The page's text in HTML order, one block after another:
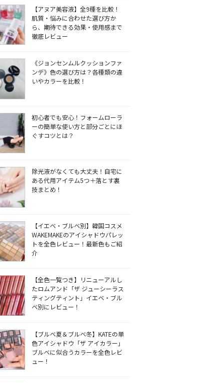
【アヌア美容液】全9種を比較！
肌質・悩みに合わせた選び方か
ら、期待できる効果・使用感まで
徹底レビュー
《ジョンセンムルクッションファ
ンデ》色の選び方は？各種類の違
いやカラーを比較！
初心者でも安心！フォームローラ
ーの簡単な使い方と部分ごとにほ
ぐすコツとは？
除光液がなくても大丈夫！自宅に
ある代用アイテム5つ＋落とす裏
技まとめ！
【イエベ・ブルベ別】韓国コスメ
WAKEMAKEのアイシャドウパレッ
トを全色レビュー！最新色もご紹
介
【全色一覧つき】リニューアルし
たロムアンド「ザ ジューシーラス
ティングティント」イエベ・ブル
ベ別にレビュー！
【ブルベ夏＆ブルベ冬】KATEの単
色アイシャドウ「ザ アイカラー」
ブルベに似合うカラーを全色レビ
ュー！